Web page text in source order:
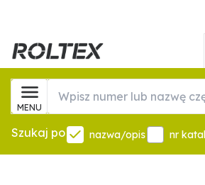
MENU
Szukaj po nazwa/opis nr